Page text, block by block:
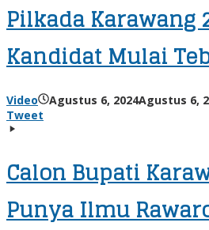
Pilkada Karawang
Kandidat Mulai
Video Agustus 6, 2024Agustus 6,
Tweet
Calon Bupati
Punya Ilmu